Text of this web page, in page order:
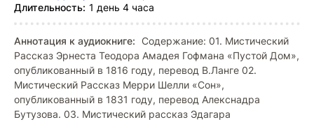
Длительность: 1 день 4 часа
Аннотация к аудиокниге: Содержание: 01. Мистический
Рассказ Эрнеста Теодора Амадея Гофмана «Пустой Дом»,
опубликованный в 1816 году, перевод В.Ланге 02.
Мистический Рассказ Мерри Шелли «Сон»,
опубликованный в 1831 году, перевод Алекснадра
Бутузова. 03. Мистический рассказ Эдагара